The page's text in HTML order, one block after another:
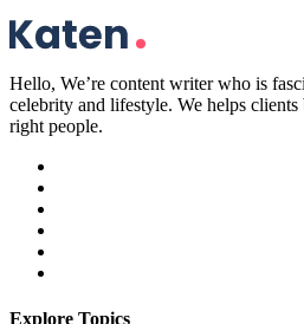
Hello, We’re content writer who is
celebrity and lifestyle. We helps
right people.
Explore Topics